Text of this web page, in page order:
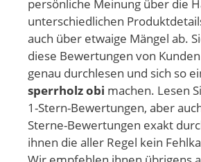
persönliche Meinung über die
unterschiedlichen
auch über etwaige Mängel ab.
diese Bewertungen von
genau durchlesen und sich so
sperrholz obi machen. Lesen
1-Stern-Bewertungen, aber
Sterne-Bewertungen exakt
ihnen die aller Regel kein